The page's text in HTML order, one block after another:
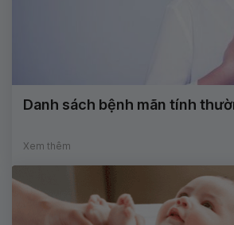
Danh sách bệnh mãn tính
Xem thêm